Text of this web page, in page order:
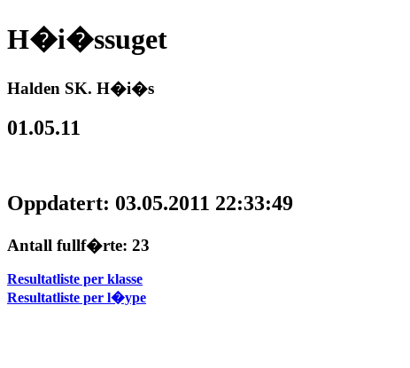
H�i�ssuget
Halden SK. H�i�s
01.05.11
Oppdatert: 03.05.2011 22:33:49
Antall fullf�rte: 23
Resultatliste per klasse
Resultatliste per l�ype